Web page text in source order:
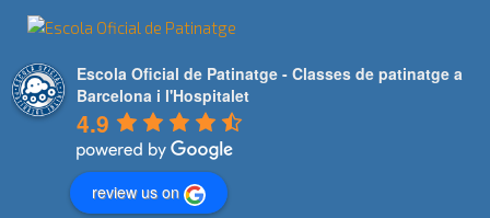
Escola Oficial de Patinatge - Classes de patinatge a
Barcelona i l'Hospitalet
4.9
review us on